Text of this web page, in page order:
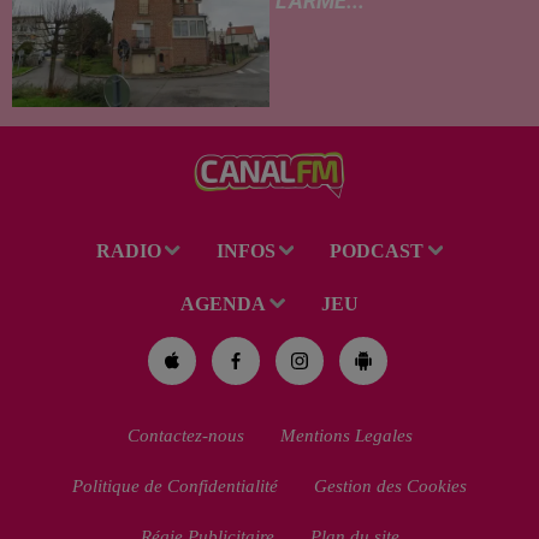
de 38 ans a été mis en examen
pour homicide...
RADIO INFOS PODCAST
AGENDA JEU
Contactez-nous Mentions Legales
Politique de Confidentialité Gestion des Cookies